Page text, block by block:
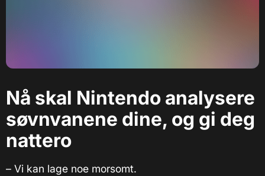
Nå skal Nintendo analysere
søvnvanene dine, og gi deg
nattero
– Vi kan lage noe morsomt.